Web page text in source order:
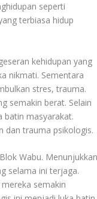
seperti
terbiasa hidup
kehidupan yang
nikmati. Sementara
stres, trauma.
semakin berat. Selain
batin masyarakat.
dan trauma psikologis.
Wabu.
selama ini terjaga.
semakin